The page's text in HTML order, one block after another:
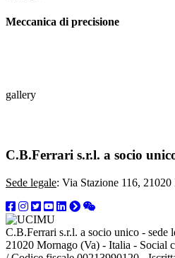
Meccanica di precisione
gallery
C.B.Ferrari s.r.l. a socio
Sede legale: Via Stazione 116,
C.B.Ferrari s.r.l. a socio unico - sede
21020 Mornago (Va) - Italia - Social